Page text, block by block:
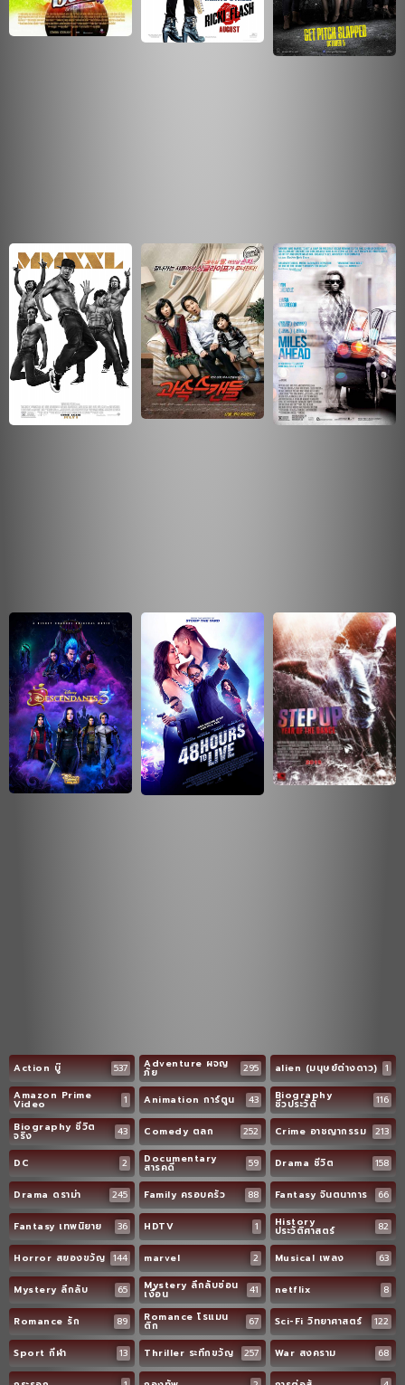
Action บู๊ 537 Adventure ผจญ
ภัย 295 alien (มนุษย์ต่างดาว) 1
Amazon Prime
Video 1 Animation การ์ตูน 43 Biography
ชีวประวัติ
116
Biography ชีวิต
จริง 43 Comedy ตลก 252 Crime อาชญากรรม 213
DC 2 Documentary
สารคดี 59 Drama ชีวิต 158
Drama ดราม่า 245 Family ครอบครัว 88 Fantasy จินตนาการ 66
Fantasy เทพนิยาย 36 HDTV 1 History
ประวัติศาสตร์ 82
Horror สยองขวัญ 144 marvel 2 Musical เพลง 63
Mystery ลึกลับ 65 Mystery ลึกลับซ่อน
เงื่อน 41 netflix 8
Romance รัก 89 Romance โรแมน
ติก 67 Sci-Fi วิทยาศาสตร์ 122
Sport กีฬา 13 Thriller ระทึกขวัญ 257 War สงคราม 68